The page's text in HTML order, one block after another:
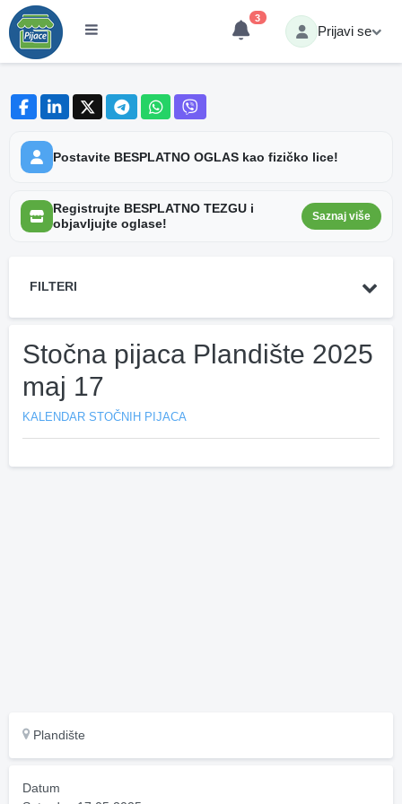
3
Prijavi se
Postavite BESPLATNO OGLAS kao fizičko lice!
Registrujte BESPLATNO TEZGU i
objavljujte oglase!
Saznaj više
FILTERI
Stočna pijaca Plandište 2025
maj 17
KALENDAR STOČNIH PIJACA
Plandište
Datum